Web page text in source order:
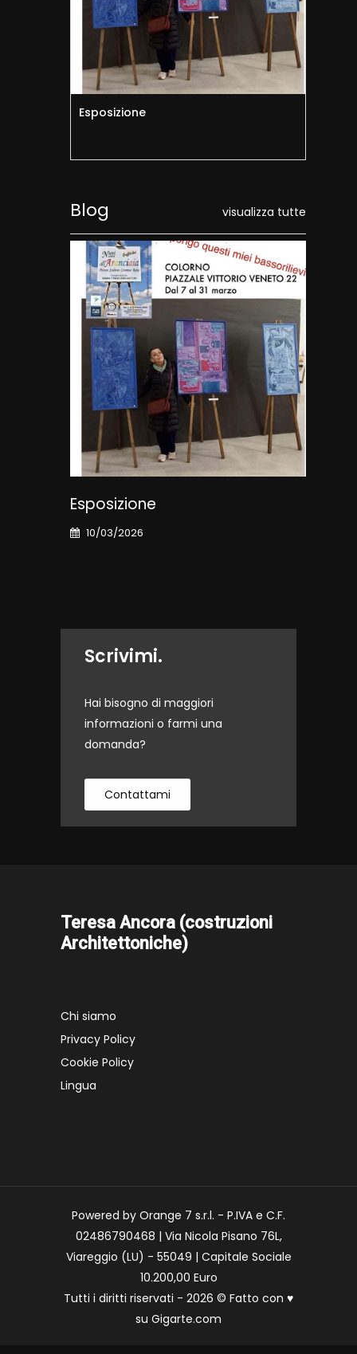
Esposizione
visualizza tutte
Blog
Esposizione
10/03/2026
Scrivimi.
Hai bisogno di maggiori
informazioni o farmi una
domanda?
Contattami
Teresa Ancora (costruzioni
Architettoniche)
Chi siamo
Privacy Policy
Cookie Policy
Lingua
Powered by Orange 7 s.r.l. - P.IVA e C.F.
02486790468 | Via Nicola Pisano 76L,
Viareggio (LU) - 55049 | Capitale Sociale
10.200,00 Euro
Tutti i diritti riservati - 2026 © Fatto con ♥
su Gigarte.com